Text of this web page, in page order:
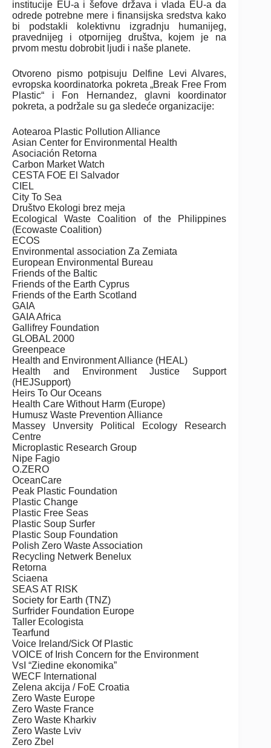
institucije EU-a i šefove država i vlada EU-a da
odrede potrebne mere i finansijska sredstva kako
bi podstakli kolektivnu izgradnju humanijeg,
pravednijeg i otpornijeg društva, kojem je na
prvom mestu dobrobit ljudi i naše planete.
Otvoreno pismo potpisuju Delfine Levi Alvares,
evropska koordinatorka pokreta „Break Free From
Plastic“ i Fon Hernandez, glavni koordinator
pokreta, a podržale su ga sledeće organizacije:
Aotearoa Plastic Pollution Alliance
Asian Center for Environmental Health
Asociación Retorna
Carbon Market Watch
CESTA FOE El Salvador
CIEL
City To Sea
Društvo Ekologi brez meja
Ecological Waste Coalition of the Philippines
(Ecowaste Coalition)
ECOS
Environmental association Za Zemiata
European Environmental Bureau
Friends of the Baltic
Friends of the Earth Cyprus
Friends of the Earth Scotland
GAIA
GAIA Africa
Gallifrey Foundation
GLOBAL 2000
Greenpeace
Health and Environment Alliance (HEAL)
Health and Environment Justice Support
(HEJSupport)
Heirs To Our Oceans
Health Care Without Harm (Europe)
Humusz Waste Prevention Alliance
Massey Unversity Political Ecology Research
Centre
Microplastic Research Group
Nipe Fagio
O.ZERO
OceanCare
Peak Plastic Foundation
Plastic Change
Plastic Free Seas
Plastic Soup Surfer
Plastic Soup Foundation
Polish Zero Waste Association
Recycling Netwerk Benelux
Retorna
Sciaena
SEAS AT RISK
Society for Earth (TNZ)
Surfrider Foundation Europe
Taller Ecologista
Tearfund
Voice Ireland/Sick Of Plastic
VOICE of Irish Concern for the Environment
VsI “Ziedine ekonomika”
WECF International
Zelena akcija / FoE Croatia
Zero Waste Europe
Zero Waste France
Zero Waste Kharkiv
Zero Waste Lviv
Zero Zbel